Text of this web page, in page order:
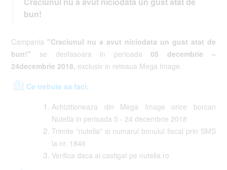
bun!
Campania"Craciunul nu a avut niciodata un gust atat de
bun!"se desfasoara in perioada05 decembrie –
24decembrie 2018,exclusiv in reteaua Mega Image.
Ce trebuie sa faci:
Achizitioneaza din Mega Image orice borcan
Nutella in perioada 5 - 24 decembrie 2018
Trimite "nutella" si numarul bonului fiscal prin SMS
la nr. 1846
Verifica daca ai castigat pe nutella.ro